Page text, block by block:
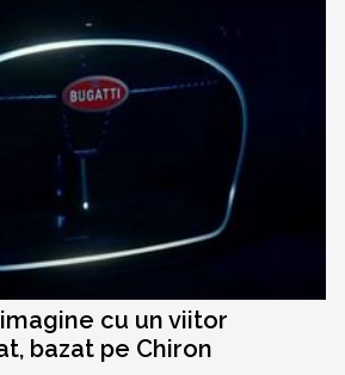
cu un viitor
bazat pe Chiron